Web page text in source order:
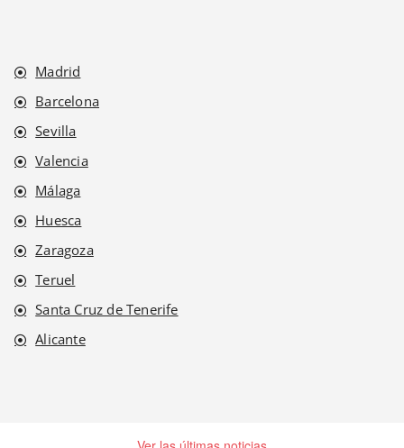
Madrid
Barcelona
Sevilla
Valencia
Málaga
Huesca
Zaragoza
Teruel
Santa Cruz de Tenerife
Alicante